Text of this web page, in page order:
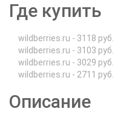
Где купить
wildberries.ru - 3118 руб.
wildberries.ru - 3103 руб.
wildberries.ru - 3029 руб.
wildberries.ru - 2711 руб.
Описание